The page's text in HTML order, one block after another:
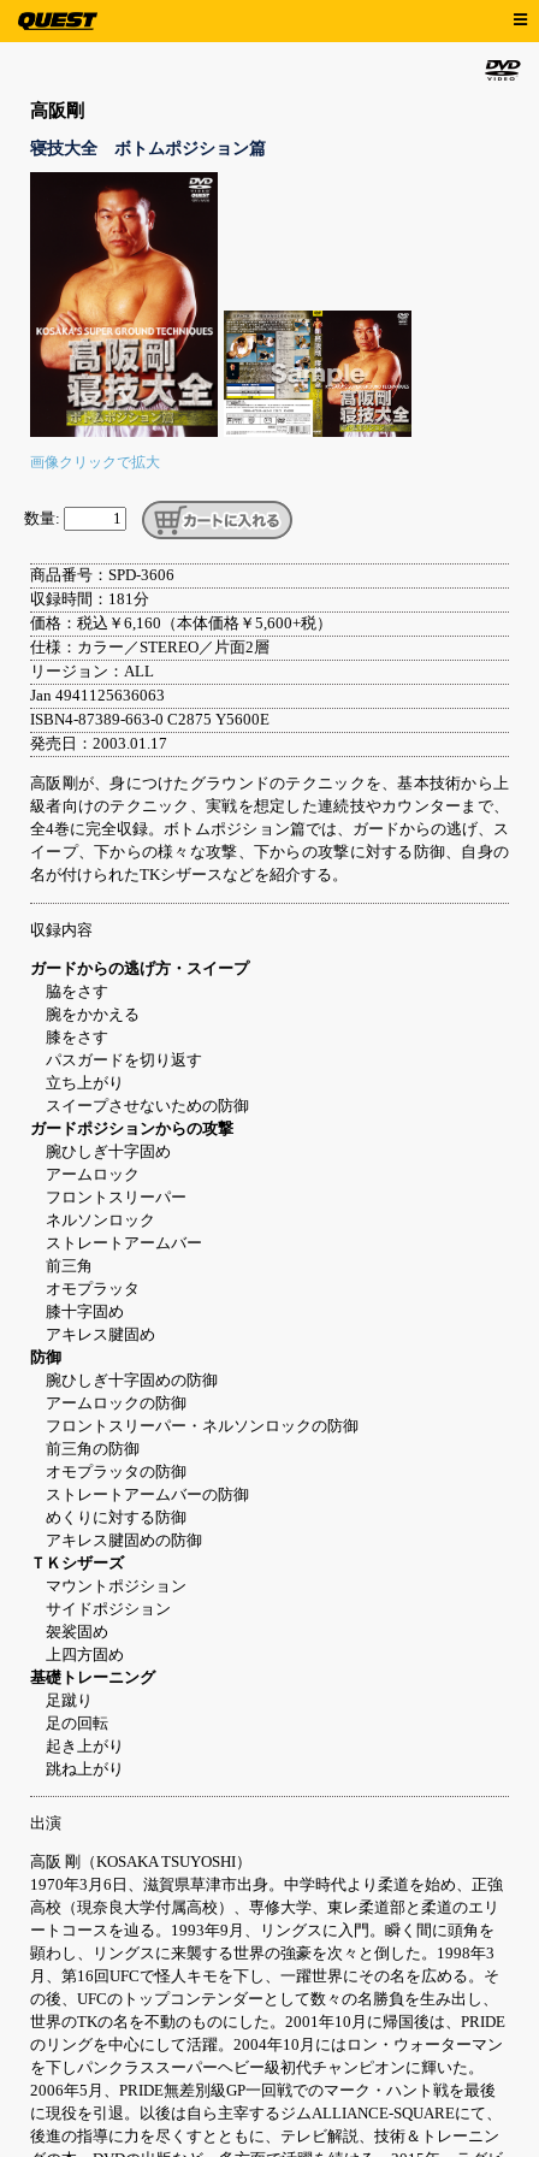
高阪剛
寝技大全 ボトムポジション篇
画像クリックで拡大
数量:
商品番号：SPD-3606
収録時間：181分
価格：税込￥6,160（本体価格￥5,600+税）
仕様：カラー／STEREO／片面2層
リージョン：ALL
Jan 4941125636063
ISBN4-87389-663-0 C2875 Y5600E
発売日：2003.01.17
高阪剛が、身につけたグラウンドのテクニックを、基本技術から上
級者向けのテクニック、実戦を想定した連続技やカウンターまで、
全4巻に完全収録。ボトムポジション篇では、ガードからの逃げ、ス
イープ、下からの様々な攻撃、下からの攻撃に対する防御、自身の
名が付けられたTKシザースなどを紹介する。
収録内容
ガードからの逃げ方・スイープ
脇をさす
腕をかかえる
膝をさす
パスガードを切り返す
立ち上がり
スイープさせないための防御
ガードポジションからの攻撃
腕ひしぎ十字固め
アームロック
フロントスリーパー
ネルソンロック
ストレートアームバー
前三角
オモプラッタ
膝十字固め
アキレス腱固め
防御
腕ひしぎ十字固めの防御
アームロックの防御
フロントスリーパー・ネルソンロックの防御
前三角の防御
オモプラッタの防御
ストレートアームバーの防御
めくりに対する防御
アキレス腱固めの防御
ＴＫシザーズ
マウントポジション
サイドポジション
袈裟固め
上四方固め
基礎トレーニング
足蹴り
足の回転
起き上がり
跳ね上がり
出演
高阪 剛（KOSAKA TSUYOSHI）
1970年3月6日、滋賀県草津市出身。中学時代より柔道を始め、正強
高校（現奈良大学付属高校）、専修大学、東レ柔道部と柔道のエリ
ートコースを辿る。1993年9月、リングスに入門。瞬く間に頭角を
顕わし、リングスに来襲する世界の強豪を次々と倒した。1998年3
月、第16回UFCで怪人キモを下し、一躍世界にその名を広める。そ
の後、UFCのトップコンテンダーとして数々の名勝負を生み出し、
世界のTKの名を不動のものにした。2001年10月に帰国後は、PRIDE
のリングを中心にして活躍。2004年10月にはロン・ウォーターマン
を下しパンクラススーパーヘビー級初代チャンピオンに輝いた。
2006年5月、PRIDE無差別級GP一回戦でのマーク・ハント戦を最後
に現役を引退。以後は自ら主宰するジムALLIANCE-SQUAREにて、
後進の指導に力を尽くすとともに、テレビ解説、技術＆トレーニン